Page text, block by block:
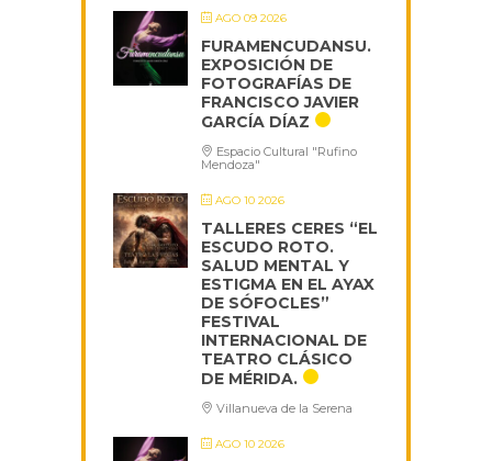
AGO 09 2026
FURAMENCUDANSU.
EXPOSICIÓN DE
FOTOGRAFÍAS DE
FRANCISCO JAVIER
GARCÍA DÍAZ
Espacio Cultural "Rufino
Mendoza"
AGO 10 2026
TALLERES CERES “EL
ESCUDO ROTO.
SALUD MENTAL Y
ESTIGMA EN EL AYAX
DE SÓFOCLES”
FESTIVAL
INTERNACIONAL DE
TEATRO CLÁSICO
DE MÉRIDA.
Villanueva de la Serena
AGO 10 2026